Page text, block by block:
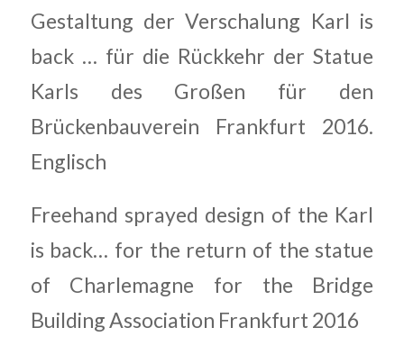
Gestaltung der Verschalung Karl is
back … für die Rückkehr der Statue
Karls des Großen für den
Brückenbauverein Frankfurt 2016.
Englisch
Freehand sprayed design of the Karl
is back… for the return of the statue
of Charlemagne for the Bridge
Building Association Frankfurt 2016